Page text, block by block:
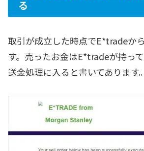
る
取引が成立した時点でE*tradeか
す。売ったお金はE*tradeが持っ
送金処理に入ると書いてあります。